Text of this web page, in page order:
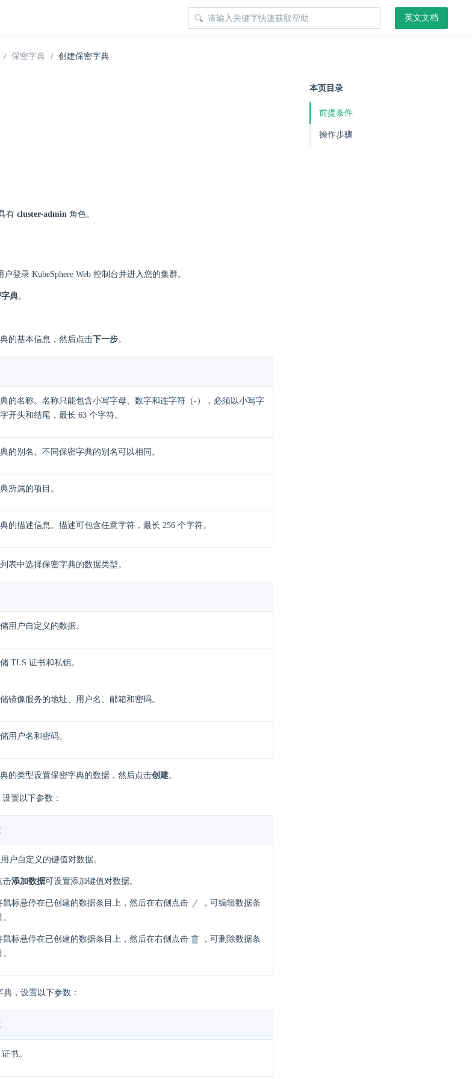
英文文档
保密字典 创建保密字典
有 cluster-admin 角色。
户登录 KubeSphere Web 控制台并进入您的集群。
典。
的基本信息，然后点击下一步。
的名称。名称只能包含小写字母、数字和连字符（-），必须以小写字
开头和结尾，最长 63 个字符。
的别名。不同保密字典的别名可以相同。
所属的项目。
的描述信息。描述可包含任意字符，最长 256 个字符。
表中选择保密字典的数据类型。
用户自定义的数据。
TLS 证书和私钥。
镜像服务的地址、用户名、邮箱和密码。
用户名和密码。
的类型设置保密字典的数据，然后点击创建。
置以下参数：
户自定义的键值对数据。
击添加数据可设置添加键值对数据。
鼠标悬停在已创建的数据条目上，然后在右侧点击
，可编辑数据条
。
鼠标悬停在已创建的数据条目上，然后在右侧点击
，可删除数据条
。
，设置以下参数：
书。
本页目录
前提条件
操作步骤